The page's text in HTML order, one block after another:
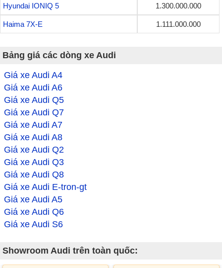
Hyundai IONIQ 5 1.300.000.000
Haima 7X-E 1.111.000.000
Bảng giá các dòng xe Audi
Giá xe Audi A4
Giá xe Audi A6
Giá xe Audi Q5
Giá xe Audi Q7
Giá xe Audi A7
Giá xe Audi A8
Giá xe Audi Q2
Giá xe Audi Q3
Giá xe Audi Q8
Giá xe Audi E-tron-gt
Giá xe Audi A5
Giá xe Audi Q6
Giá xe Audi S6
Showroom Audi trên toàn quốc: